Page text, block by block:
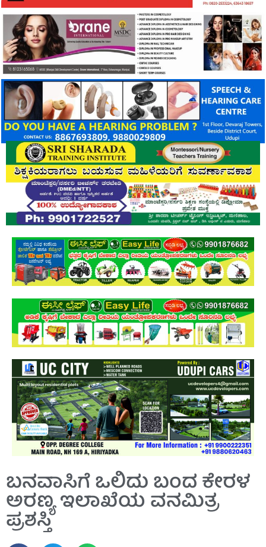
ಬನವಾಸಿಗೆ ಒಲಿದು ಬಂದ ಕೇರಳ
ಅರಣ್ಯ ಇಲಾಖೆಯ ವನಮಿತ್ರ
ಪ್ರಶಸ್ತಿ